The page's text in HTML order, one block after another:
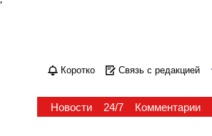
'
Коротко Связь с редакцией
Новости 24/7 Комментарии